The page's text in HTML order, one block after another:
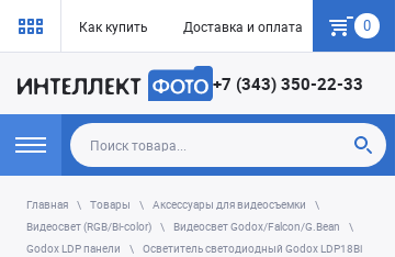
Как купить Доставка и оплата Гарантия
0
+7 (343) 350-22-33
Главная Товары
Аксессуары для видеосъемки
Видеосвет (RGB/Bi-color)
Видеосвет Godox/Falcon/G.Bean
Godox LDP панели
Осветитель светодиодный Godox LDP18Bi